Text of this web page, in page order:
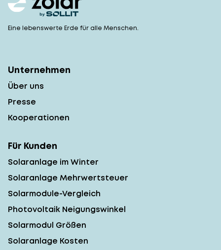
Eine lebenswerte Erde für alle Menschen.
Unternehmen
Über uns
Presse
Kooperationen
Für Kunden
Solaranlage im Winter
Solaranlage Mehrwertsteuer
Solarmodule-Vergleich
Photovoltaik Neigungswinkel
Solarmodul Größen
Solaranlage Kosten